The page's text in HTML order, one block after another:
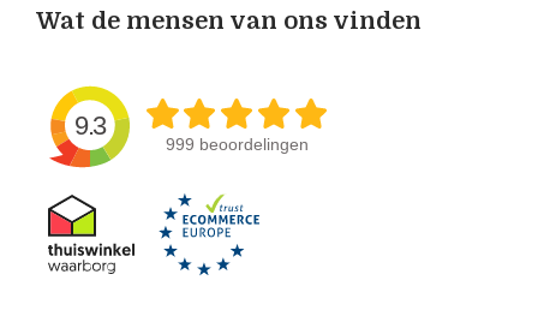
Wat de mensen van ons vinden
9.3
999 beoordelingen